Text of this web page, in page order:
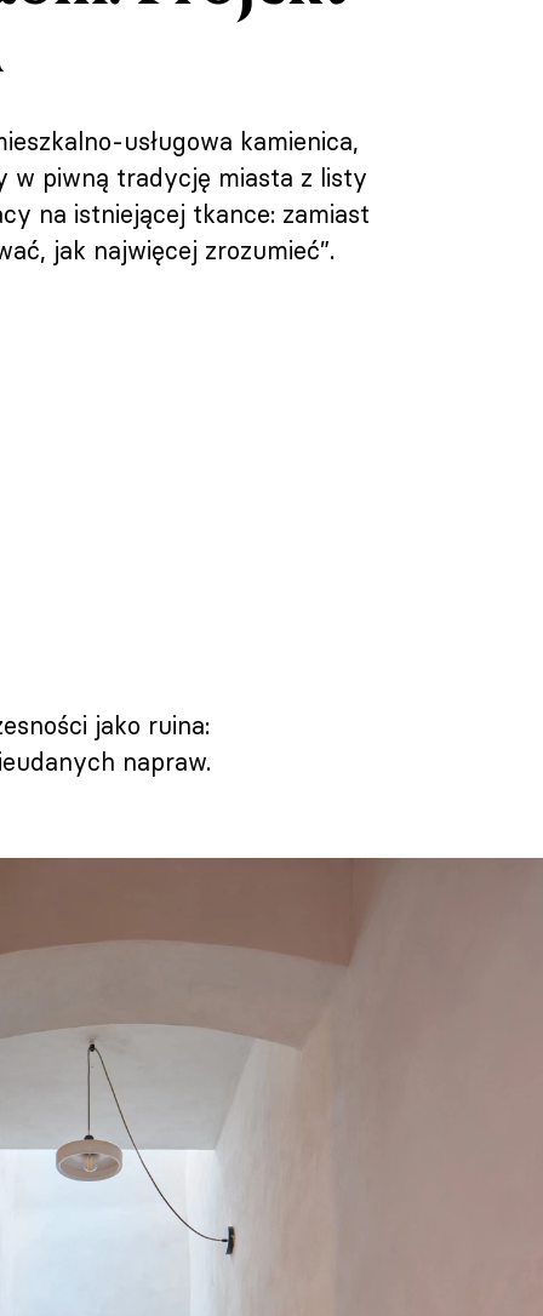
kamienica,
w piwną tradycję miasta z listy
na istniejącej tkance: zamiast
jak najwięcej zrozumieć”.
jako ruina:
napraw.